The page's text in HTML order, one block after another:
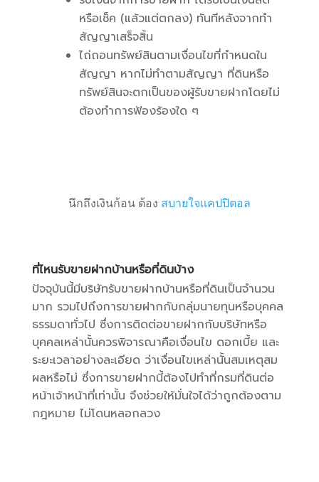
หรือเช็ค (แล้วแต่ตกลง) ทันทีหลังจากทำ
สัญญาเสร็จสิ้น
ไถ่ถอนทรัพย์สินตามเงื่อนไขที่กำหนดใน
สัญญา หากไม่ทำตามสัญญา ที่ดินหรือ
ทรัพย์สินจะตกเป็นของผู้รับขายฝากโดยไม่
ต้องทำการฟ้องร้องใด ๆ
นึกถึงเงินก้อน ต้อง สบายใจแคปปิตอล
ที่ไหนรับขายฝากบ้านหรือที่ดินบ้าง
ปัจจุบันนี้มีบริษัทรับขายฝากบ้านหรือที่ดินเป็นจำนวน
มาก รวมไปถึงการขายฝากกับกลุ่มนายทุนหรือบุคคล
ธรรมดาทั่วไป ซึ่งการติดต่อขายฝากกับบริษัทหรือ
บุคคลเหล่านั้นควรพิจารณาคือเงื่อนไข ดอกเบี้ย และ
ระยะเวลาอย่างละเอียด ว่าเงื่อนไขเหล่านั้นสมเหตุสม
ผลหรือไม่ ซึ่งการขายฝากนี้ต้องไปทำที่กรมที่ดินต่อ
หน้าเจ้าหน้าที่เท่านั้น จึงช่วยให้มั่นใจได้ว่าถูกต้องตาม
กฎหมาย ไม่โดนหลอกลวง